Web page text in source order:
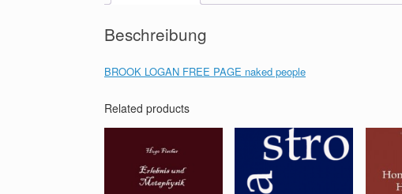
Beschreibung
BROOK LOGAN FREE PAGE naked people
Related products